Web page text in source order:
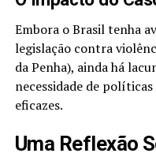
Embora o Brasil tenha
legislação contra
da Penha), ainda há
necessidade de
eficazes.
Uma Reflexão